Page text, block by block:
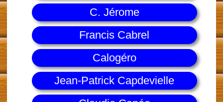
C. Jérome
Francis Cabrel
Calogéro
Jean-Patrick Capdevielle